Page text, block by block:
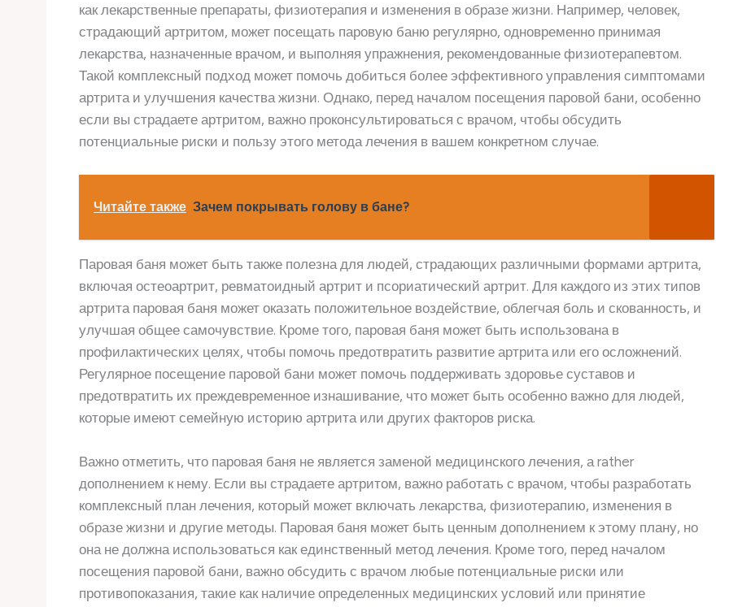
как лекарственные препараты, физиотерапия и изменения в образе жизни. Например, человек,
страдающий артритом, может посещать паровую баню регулярно, одновременно принимая
лекарства, назначенные врачом, и выполняя упражнения, рекомендованные физиотерапевтом.
Такой комплексный подход может помочь добиться более эффективного управления симптомами
артрита и улучшения качества жизни. Однако, перед началом посещения паровой бани, особенно
если вы страдаете артритом, важно проконсультироваться с врачом, чтобы обсудить
потенциальные риски и пользу этого метода лечения в вашем конкретном случае.
Читайте также Зачем покрывать голову в бане?
Паровая баня может быть также полезна для людей, страдающих различными формами артрита,
включая остеоартрит, ревматоидный артрит и псориатический артрит. Для каждого из этих типов
артрита паровая баня может оказать положительное воздействие, облегчая боль и скованность, и
улучшая общее самочувствие. Кроме того, паровая баня может быть использована в
профилактических целях, чтобы помочь предотвратить развитие артрита или его осложнений.
Регулярное посещение паровой бани может помочь поддерживать здоровье суставов и
предотвратить их преждевременное изнашивание, что может быть особенно важно для людей,
которые имеют семейную историю артрита или других факторов риска.
Важно отметить, что паровая баня не является заменой медицинского лечения, а rather
дополнением к нему. Если вы страдаете артритом, важно работать с врачом, чтобы разработать
комплексный план лечения, который может включать лекарства, физиотерапию, изменения в
образе жизни и другие методы. Паровая баня может быть ценным дополнением к этому плану, но
она не должна использоваться как единственный метод лечения. Кроме того, перед началом
посещения паровой бани, важно обсудить с врачом любые потенциальные риски или
противопоказания, такие как наличие определенных медицинских условий или принятие